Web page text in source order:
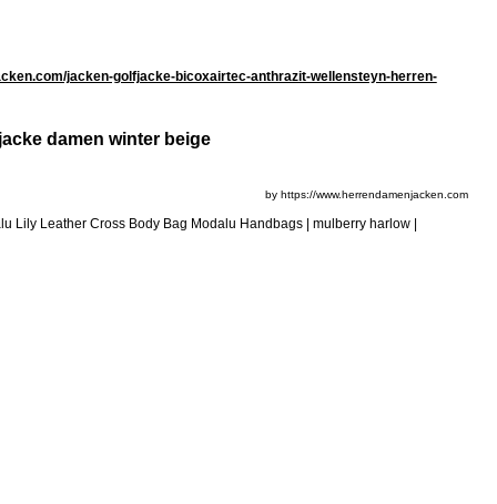
jacken-golfjacke-bicoxairtec-anthrazit-wellensteyn-herren-
damen winter beige
by https://www.herrendamenjacken.com
Lily Leather Cross Body Bag Modalu Handbags | mulberry harlow |